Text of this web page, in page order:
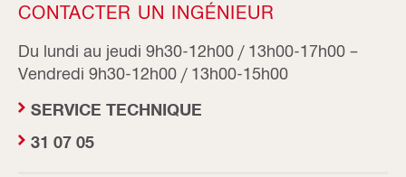
CONTACTER UN INGÉNIEUR
Du lundi au jeudi 9h30-12h00 / 13h00-17h00 –
Vendredi 9h30-12h00 / 13h00-15h00
SERVICE TECHNIQUE
31 07 05